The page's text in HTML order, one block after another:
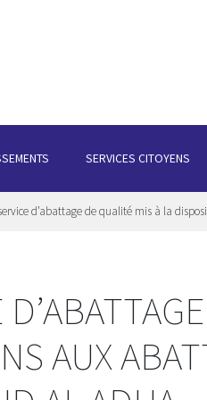
SERVICES CITOYENS
d’abattage de qualité mis à la
AUX